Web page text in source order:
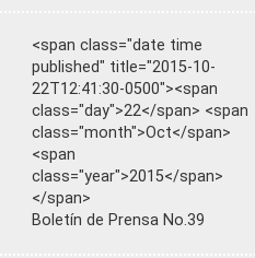
<span class="date time
published" title="2015-10-
22T12:41:30-0500"><span
class="day">22</span> <span
class="month">Oct</span>
<span
class="year">2015</span>
</span>
Boletín de Prensa No.39